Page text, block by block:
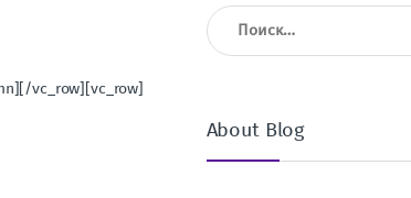
vc_row][vc_row]
Найти:
About Blog